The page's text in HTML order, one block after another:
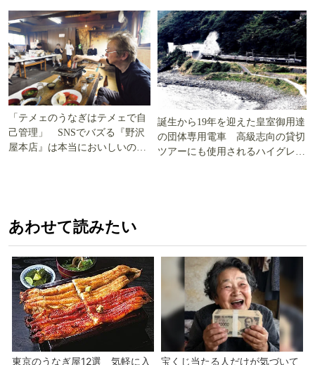
「テメェのうなぎはテメェで自
己管理」 SNSでバズる『野沢
屋本店』は本当においしいの
誕生から19年を迎えた皇室御用達
の団体専用電車 高級志向の貸切
ツアーにも使用されるハイグレー
あわせて読みたい
東京のうなぎ屋12選 気軽に入 宝くじ当たる人だけが気づいて